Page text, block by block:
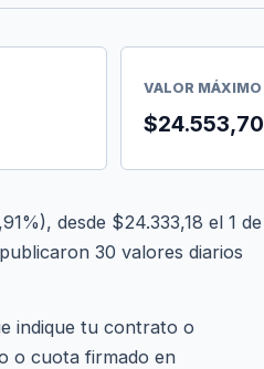
VALOR MÁXIMO
$24.553,70
desde $24.333,18 el 1 de
30 valores diarios
indique tu contrato o
o cuota firmado en